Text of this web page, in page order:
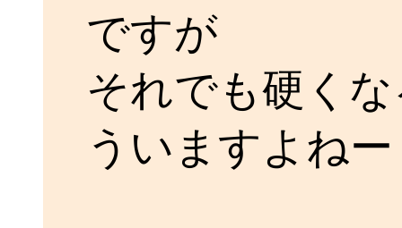
ですが
それでも硬く
ういますよねー